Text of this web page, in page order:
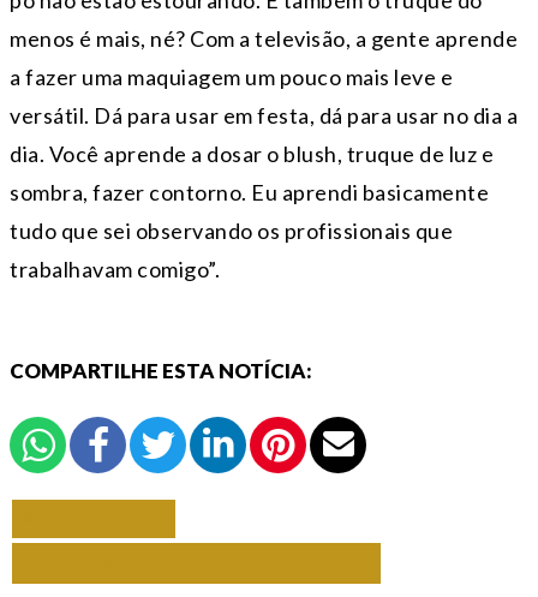
menos é mais, né? Com a televisão, a gente aprende
a fazer uma maquiagem um pouco mais leve e
versátil. Dá para usar em festa, dá para usar no dia a
dia. Você aprende a dosar o blush, truque de luz e
sombra, fazer contorno. Eu aprendi basicamente
tudo que sei observando os profissionais que
trabalhavam comigo”.
COMPARTILHE ESTA NOTÍCIA: